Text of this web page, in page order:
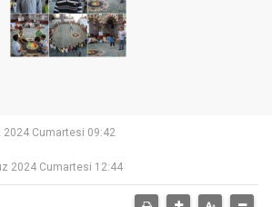
2024 Cumartesi 09:42
2024 Cumartesi 12:44